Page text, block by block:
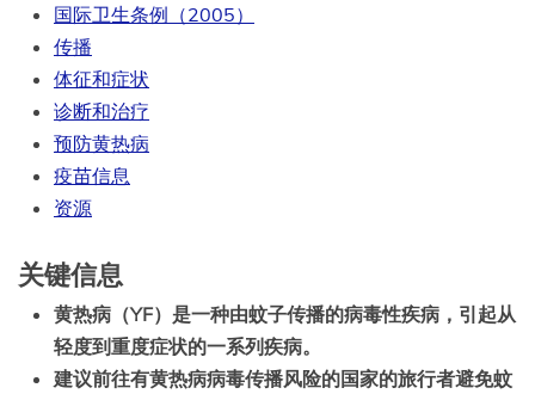
国际卫生条例（2005）
传播
体征和症状
诊断和治疗
预防黄热病
疫苗信息
资源
关键信息
黄热病（YF）是一种由蚊子传播的病毒性疾病，引起从
轻度到重度症状的一系列疾病。
建议前往有黄热病病毒传播风险的国家的旅行者避免蚊